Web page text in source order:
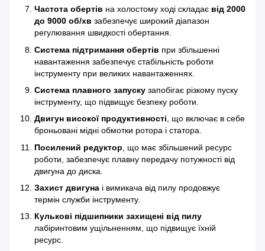
Частота обертів на холостому ході складає від 2000
до 9000 об/хв забезпечує широкий діапазон
регулювання швидкості обертання.
Система підтримання обертів при збільшенні
навантаження забезпечує стабільність роботи
інструменту при великих навантаженнях.
Система плавного запуску запобігає різкому пуску
інструменту, що підвищує безпеку роботи.
Двигун високої продуктивності, що включає в себе
броньовані мідні обмотки ротора і статора.
Посилений редуктор , що має збільшений ресурс
роботи, забезпечує плавну передачу потужності від
двигуна до диска.
Захист двигуна і вимикача від пилу продовжує
термін служби інструменту.
Кулькові підшипники захищені від пилу
лабіринтовим ущільненням, що підвищує їхній
ресурс.